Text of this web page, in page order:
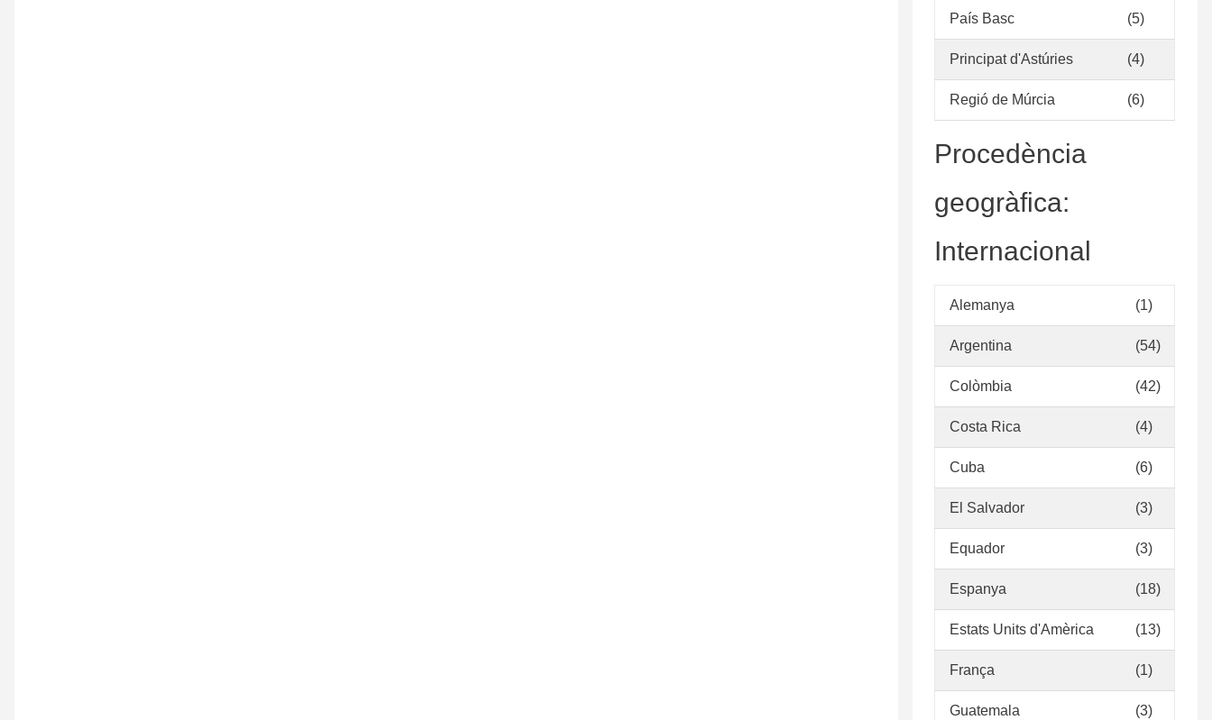
País Basc (5)
Principat d'Astúries (4)
Regió de Múrcia (6)
Procedència
geogràfica:
Internacional
Alemanya (1)
Argentina (54)
Colòmbia (42)
Costa Rica (4)
Cuba (6)
El Salvador (3)
Equador (3)
Espanya (18)
Estats Units d'Amèrica (13)
França (1)
Guatemala (3)